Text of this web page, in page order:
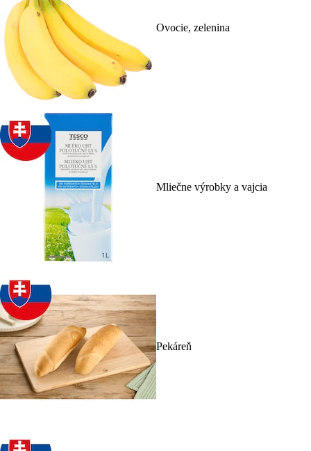
Ovocie, zelenina
Mliečne výrobky a vajcia
Pekáreň